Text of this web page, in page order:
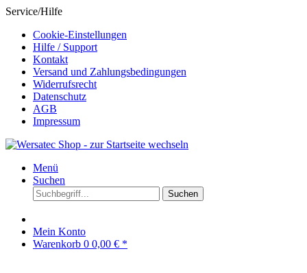
Service/Hilfe
Cookie-Einstellungen
Hilfe / Support
Kontakt
Versand und Zahlungsbedingungen
Widerrufsrecht
Datenschutz
AGB
Impressum
Menü
Suchen
Suchen
Mein Konto
Warenkorb 0 0,00 € *